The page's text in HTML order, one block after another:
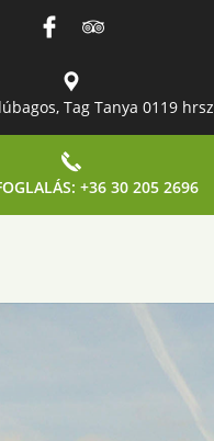
Tag Tanya 0119 hrsz
+36 30 205 2696